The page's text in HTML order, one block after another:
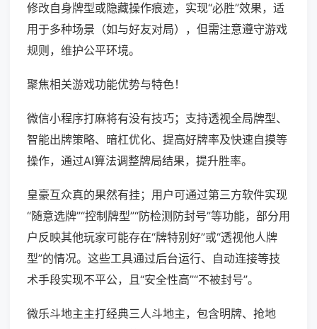
修改自身牌型或隐藏操作痕迹，实现“必胜”效果，适
用于多种场景（如与好友对局），但需注意遵守游戏
规则，维护公平环境。
聚焦相关游戏功能优势与特色！
微信小程序打麻将有没有技巧；支持透视全局牌型、
智能出牌策略、暗杠优化、提高好牌率及快速自摸等
操作，通过AI算法调整牌局结果，提升胜率。
皇豪互众真的果然有挂；用户可通过第三方软件实现
“随意选牌”“控制牌型”“防检测防封号”等功能，部分用
户反映其他玩家可能存在“牌特别好”或“透视他人牌
型”的情况。这些工具通过后台运行、自动连接等技
术手段实现不平公，且“安全性高”“不被封号”。
微乐斗地主主打经典三人斗地主，包含明牌、抢地